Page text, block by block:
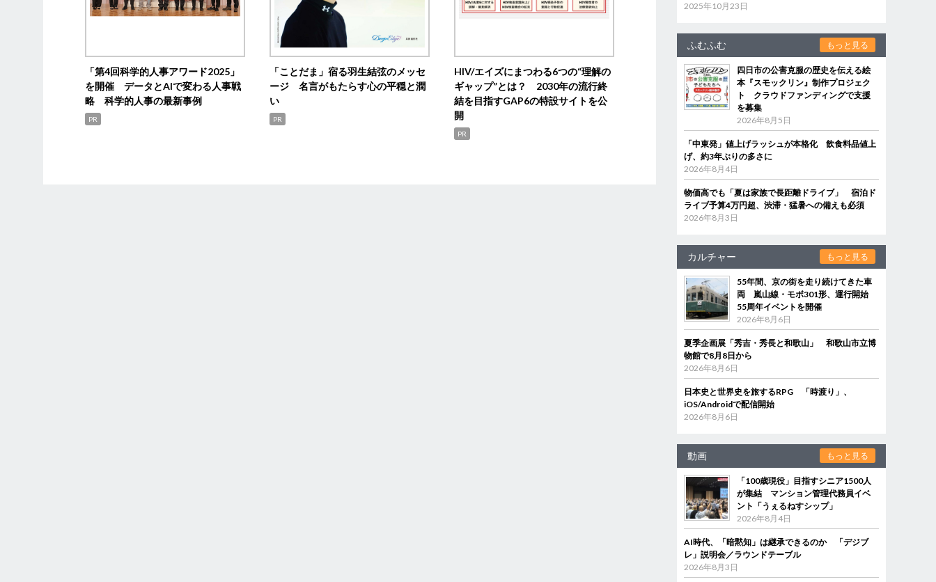
「第4回科学的人事アワード2025」
を開催 データとAIで変わる人事戦
略 科学的人事の最新事例
PR
「ことだま」宿る羽生結弦のメッセ
ージ 名言がもたらす心の平穏と潤
い
PR
HIV/エイズにまつわる6つの“理解の
ギャップ”とは？ 2030年の流行終
結を目指すGAP6の特設サイトを公
開
PR
2025年10月23日
ふむふむ もっと見る
四日市の公害克服の歴史を伝える絵
本『スモックリン』制作プロジェク
ト クラウドファンディングで支援
を募集
2026年8月5日
「中東発」値上げラッシュが本格化 飲食料品値上
げ、約3年ぶりの多さに
2026年8月4日
物価高でも「夏は家族で長距離ドライブ」 宿泊ド
ライブ予算4万円超、渋滞・猛暑への備えも必須
2026年8月3日
カルチャー もっと見る
55年間、京の街を走り続けてきた車
両 嵐山線・モボ301形、運行開始
55周年イベントを開催
2026年8月6日
夏季企画展「秀吉・秀長と和歌山」 和歌山市立博
物館で8月8日から
2026年8月6日
日本史と世界史を旅するRPG 「時渡り」、
iOS/Androidで配信開始
2026年8月6日
動画 もっと見る
「100歳現役」目指すシニア1500人
が集結 マンション管理代務員イベ
ント「うぇるねすシップ」
2026年8月4日
AI時代、「暗黙知」は継承できるのか 「デジブ
レ」説明会／ラウンドテーブル
2026年8月3日